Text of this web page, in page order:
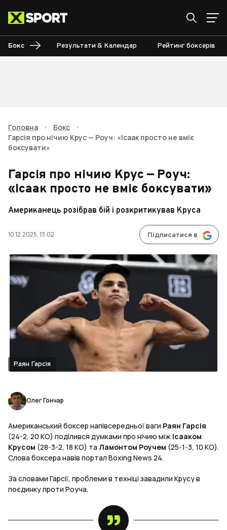
Бокс Результати & Календар Рейтинг боксерів
Головна • Бокс
•
Гарсія про нічию Крус — Роуч: «Ісаак просто не вміє
боксувати»
Гарсія про нічию Крус — Роуч:
«Ісаак просто не вміє боксувати»
Американець розібрав бій і розкритикував Круса
10.12.2025, 13:02 Підписатися в
Раян Гарсія
Олег Гончар
Американський боксер напівсередньої ваги Раян Гарсія
(24-2, 20 КО) поділився думками про нічию між Ісааком
Крусом (28-3-2, 18 КО) та Ламонтом Роучем (25-1-3, 10 КО).
Слова боксера навів портал Boxing News 24.
За словами Гарсії, проблеми в техніці завадили Крусу в
поєдинку проти Роуча.